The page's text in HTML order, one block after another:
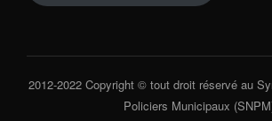
2012-2022 Copyright © tout droit réservé au
Policiers Municipaux